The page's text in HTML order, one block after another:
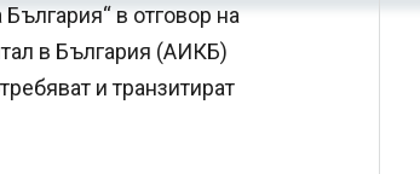
в отговор на
в България (АИКБ)
и транзитират